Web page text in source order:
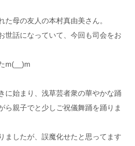
た母の友人の本村真由美さん。
世話になっていて、今回も司会をお
m(__)m
に始まり、浅草芸者衆の華やかな踊
ら親子でと少しご祝儀舞踊を踊りま
ましたが、誤魔化せたと思ってます